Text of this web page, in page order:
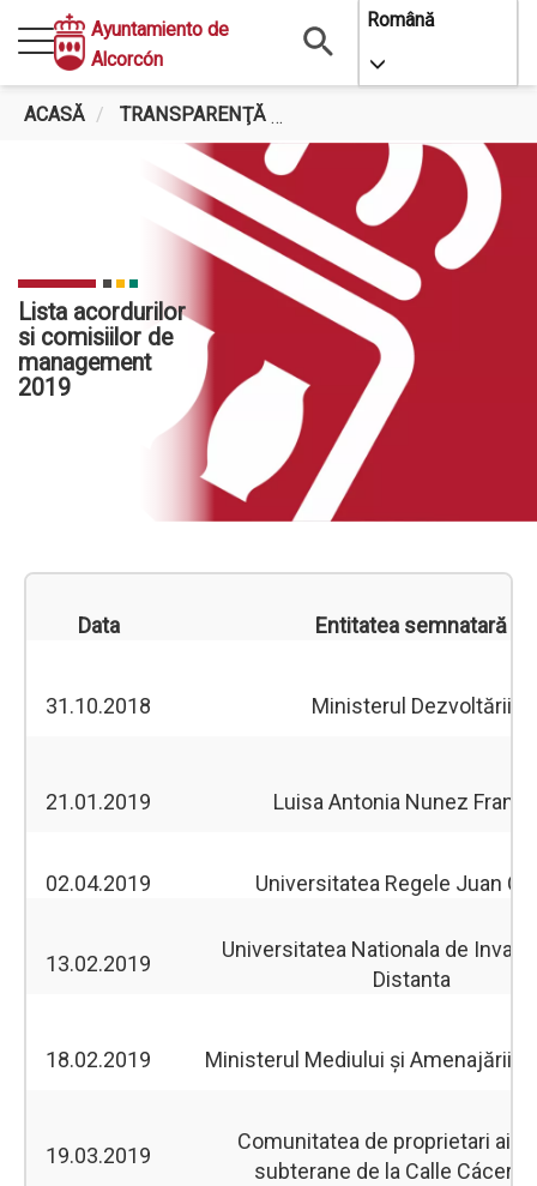
conţinutul
principal
Ayuntamiento de
Alcorcón
Română
Toggle
ACASĂ TRANSPARENŢĂ
Lista acordurilor
si comisiilor de
management
2019
Data Entitatea semnatară
31.10.2018 Ministerul Dezvoltării
21.01.2019 Luisa Antonia Nunez
02.04.2019 Universitatea Regele Juan
13.02.2019
Universitatea Nationala de
Distanta
18.02.2019 Ministerul Mediului și Amenajării
19.03.2019
Comunitatea de proprietari ai
subterane de la Calle